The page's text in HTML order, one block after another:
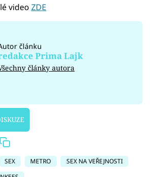
video ZDE
článku
Prima Lajk
články autora
SEX METRO
SEX NA VEŘEJNOSTI